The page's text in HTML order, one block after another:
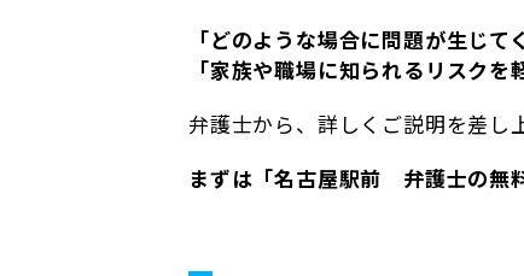
「どのような場合に問題が生じて
「家族や職場に知られるリスクを
弁護士から、詳しくご説明を差し
まずは「名古屋駅前 弁護士の無